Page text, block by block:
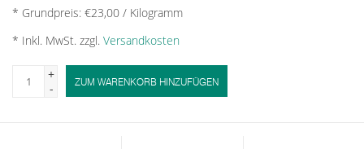
* Grundpreis: €23,00 / Kilogramm
* Inkl. MwSt. zzgl. Versandkosten
+
-
ZUM WARENKORB HINZUFÜGEN